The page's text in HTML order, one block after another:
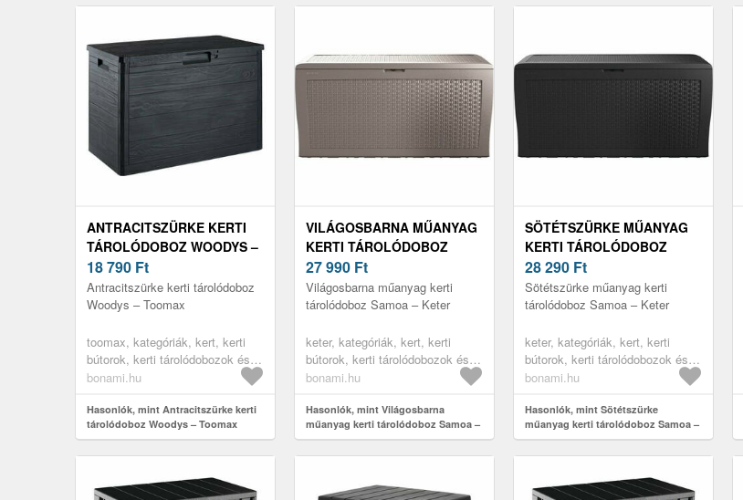
ANTRACITSZÜRKE KERTI
TÁROLÓDOBOZ WOODYS –
TOOMAX
18 790 Ft
Antracitszürke kerti tárolódoboz
Woodys – Toomax
toomax, kategóriák, kert, kerti
bútorok, kerti tárolódobozok és
szekrények, kerti dobozok
bonami.hu
Hasonlók, mint Antracitszürke kerti
tárolódoboz Woodys – Toomax
VILÁGOSBARNA MŰANYAG
KERTI TÁROLÓDOBOZ
SAMOA – KETER
27 990 Ft
Világosbarna műanyag kerti
tárolódoboz Samoa – Keter
keter, kategóriák, kert, kerti
bútorok, kerti tárolódobozok és
szekrények, kerti dobozok
bonami.hu
Hasonlók, mint Világosbarna
műanyag kerti tárolódoboz Samoa –
Keter
SÖTÉTSZÜRKE MŰANYAG
KERTI TÁROLÓDOBOZ
SAMOA – KETER
28 290 Ft
Sötétszürke műanyag kerti
tárolódoboz Samoa – Keter
keter, kategóriák, kert, kerti
bútorok, kerti tárolódobozok és
szekrények, kerti dobozok
bonami.hu
Hasonlók, mint Sötétszürke
műanyag kerti tárolódoboz Samoa –
Keter